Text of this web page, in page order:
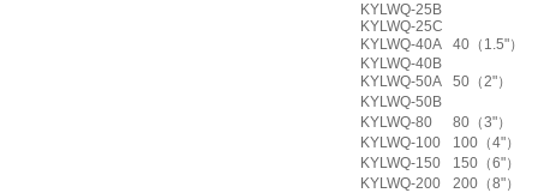
KYLWQ-25B
KYLWQ-25C
KYLWQ-40A
40（1.5"）
KYLWQ-40B
KYLWQ-50A
50（2"）
KYLWQ-50B
KYLWQ-80
80（3"）
KYLWQ-100
100（4"）
KYLWQ-150
150（6"）
KYLWQ-200
200（8"）